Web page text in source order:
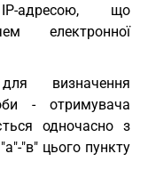
адресою, що
електронної
визначення
- отримувача
одночасно з
"в" цього пункту